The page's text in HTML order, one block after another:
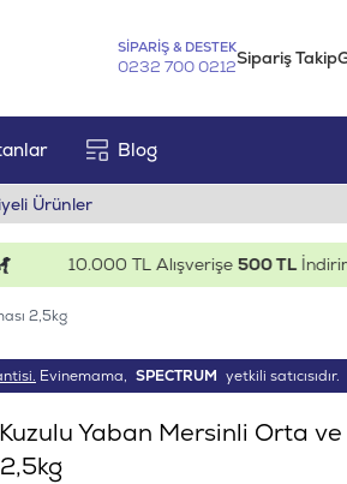
SİPARİŞ & DESTEK
0232 700 0212Sipariş Takip
Blog
Ürünler
10.000 TL Alışverişe500 TLİndirim
2,5kg
Evinemama, SPECTRUM yetkili satıcısıdır.
Yaban Mersinli Orta